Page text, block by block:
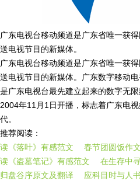
广东电视台移动频道是广东省唯一获
送电视节目的新媒体。
广东电视台移动频道是广东省唯一获
送电视节目的新媒体。广东数字移动
是广东电视台最先建立起来的数字无
2004年11月1日开播，标志着广东电
代。
推荐阅读：
读《落叶》有感范文
春节团圆饭作
读《盗墓笔记》有感范文
在生存中
归盘谷序原文及翻译
应科目时与人